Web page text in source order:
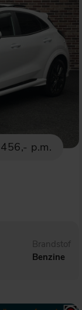
456,- p.m.
Brandstof
Benzine